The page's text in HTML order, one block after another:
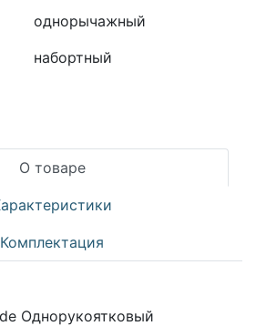
однорычажный
набортный
О товаре
Комплектация
Однорукоятковый